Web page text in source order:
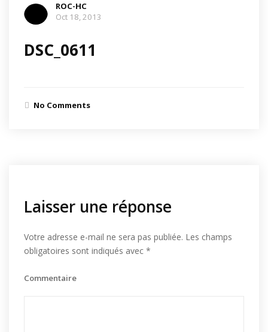
ROC-HC
Oct 18, 2013
DSC_0611
No Comments
Laisser une réponse
Votre adresse e-mail ne sera pas publiée. Les champs
obligatoires sont indiqués avec *
Commentaire